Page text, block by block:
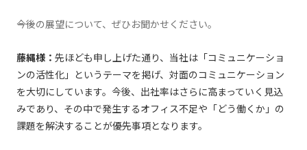
――今後の展望について、ぜひお聞かせください。
藤縄様： 先ほども申し上げた通り、当社は「コミュニケーショ
ンの活性化」というテーマを掲げ、対面のコミュニケーション
を大切にしています。今後、出社率はさらに高まっていく見込
みであり、その中で発生するオフィス不足や「どう働くか」の
課題を解決することが優先事項となります。